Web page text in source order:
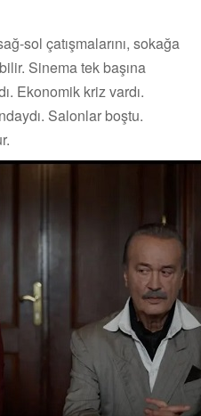
sol çatışmalarını, sokağa
Sinema tek başına
Ekonomik kriz vardı.
Salonlar boştu.